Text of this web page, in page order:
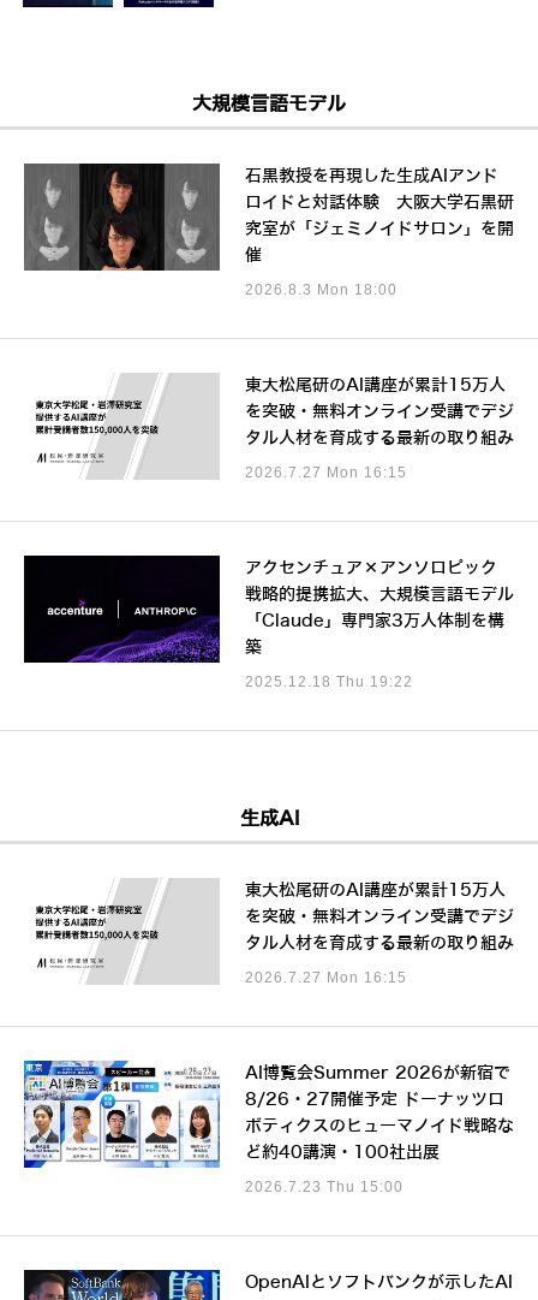
大規模言語モデル
石黒教授を再現した生成AIアンド
ロイドと対話体験 大阪大学石黒研
究室が「ジェミノイドサロン」を開
催
2026.8.3 Mon 18:00
東大松尾研のAI講座が累計15万人
を突破・無料オンライン受講でデジ
タル人材を育成する最新の取り組み
2026.7.27 Mon 16:15
アクセンチュア×アンソロピック
戦略的提携拡大、大規模言語モデル
「Claude」専門家3万人体制を構
築
2025.12.18 Thu 19:22
生成AI
東大松尾研のAI講座が累計15万人
を突破・無料オンライン受講でデジ
タル人材を育成する最新の取り組み
2026.7.27 Mon 16:15
AI博覧会Summer 2026が新宿で
8/26・27開催予定 ドーナッツロ
ボティクスのヒューマノイド戦略な
ど約40講演・100社出展
2026.7.23 Thu 15:00
OpenAIとソフトバンクが示したAI